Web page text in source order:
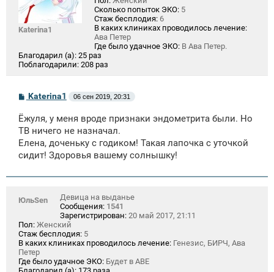
Katerina1
Сколько попыток ЭКО: 5
Стаж бесплодия: 6
В каких клиниках проводилось лечение:
Ава Петер
Где было удачное ЭКО: В Ава Петер.
Благодарил (а): 25 раз
Поблагодарили: 208 раз
С
о
б
щ
н
и
Katerina1 06 сен 2019, 20:31
Ёжуля, у меня вроде признаки эндометрита были. Но
ТВ ничего не назначал.
Елена, доченьку с годиком! Такая лапочка с уточкой
сидит! Здоровья вашему солнышку!
ЮльSen
Девица на выданье
Сообщения: 1541
Зарегистрирован: 20 май 2017, 21:11
Пол: Женский
Стаж бесплодия: 5
В каких клиниках проводилось лечение: Генезис, БИРЧ, Ава
Петер
Где было удачное ЭКО: Будет в АВЕ